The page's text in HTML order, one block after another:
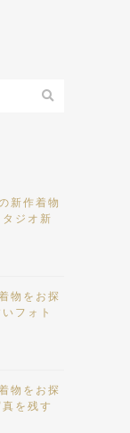
新作着物
ジオ新
物をお探
フォト
物をお探
を残す